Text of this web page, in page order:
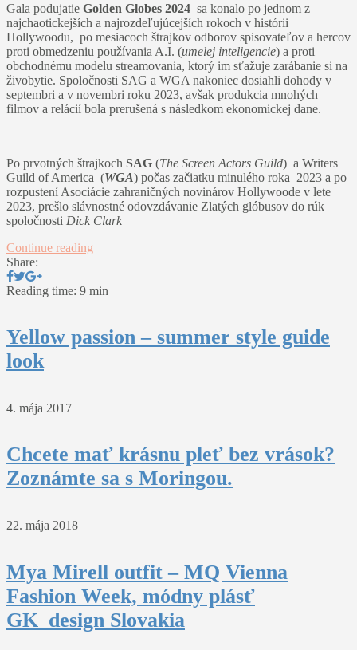
Gala podujatie Golden Globes 2024 sa konalo po jednom z
najchaotickejších a najrozdeľujúcejších rokoch v histórii
Hollywoodu, po mesiacoch štrajkov odborov spisovateľov a hercov
proti obmedzeniu používania A.I. (umelej inteligencie) a proti
obchodnému modelu streamovania, ktorý im sťažuje zarábanie si na
živobytie. Spoločnosti SAG a WGA nakoniec dosiahli dohody v
septembri a v novembri roku 2023, avšak produkcia mnohých
filmov a relácií bola prerušená s následkom ekonomickej dane.
Po prvotných štrajkoch SAG (The Screen Actors Guild) a Writers
Guild of America (WGA) počas začiatku minulého roka 2023 a po
rozpustení Asociácie zahraničných novinárov Hollywoode v lete
2023, prešlo slávnostné odovzdávanie Zlatých glóbusov do rúk
spoločnosti Dick Clark
Continue reading
Share:
Reading time: 9 min
Yellow passion – summer style guide
look
4. mája 2017
Chcete mať krásnu pleť bez vrások?
Zoznámte sa s Moringou.
22. mája 2018
Mya Mirell outfit – MQ Vienna
Fashion Week, módny plásť
GK_design Slovakia